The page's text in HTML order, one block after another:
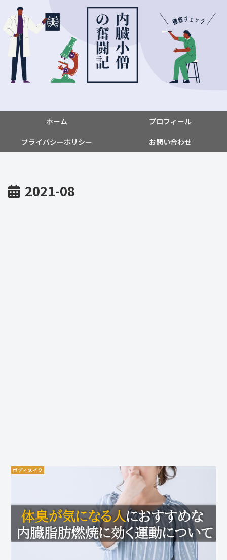
ホーム
プロフィール
プライバシーポリシー
お問い合わせ
2021-08
ボディメイク